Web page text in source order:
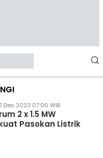
Des 2023 07:00 WIB
2 x 1.5 MW
Pasokan Listrik